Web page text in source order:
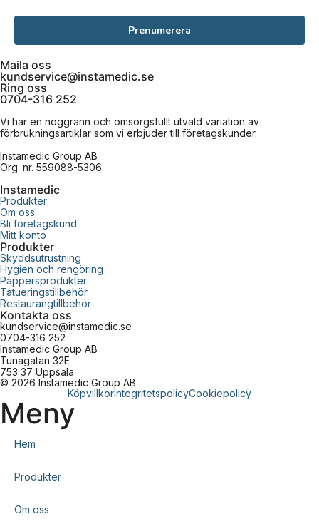
Prenumerera
Maila oss
kundservice@instamedic.se
Ring oss
0704-316 252
Vi har en noggrann och omsorgsfullt utvald variation av
förbrukningsartiklar som vi erbjuder till företagskunder.
Instamedic Group AB
Org. nr. 559088-5306
Instamedic
Produkter
Om oss
Bli företagskund
Mitt konto
Produkter
Skyddsutrustning
Hygien och rengöring
Pappersprodukter
Tatueringstillbehör
Restaurangtillbehör
Kontakta oss
kundservice@instamedic.se
0704-316 252
Instamedic Group AB
Tunagatan 32E
753 37 Uppsala
© 2026 Instamedic Group AB
KöpvillkorIntegritetspolicyCookiepolicy
Meny
Hem
Produkter
Om oss